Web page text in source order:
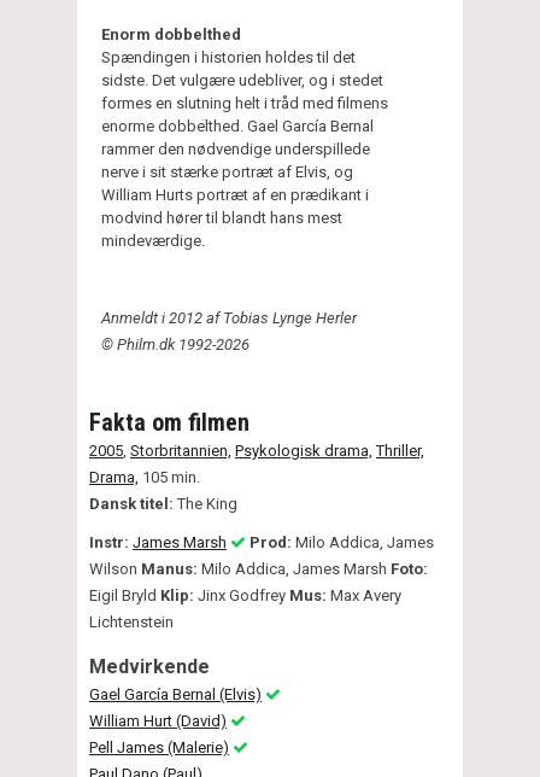
Enorm dobbelthed
Spændingen i historien holdes til det
sidste. Det vulgære udebliver, og i stedet
formes en slutning helt i tråd med filmens
enorme dobbelthed. Gael García Bernal
rammer den nødvendige underspillede
nerve i sit stærke portræt af Elvis, og
William Hurts portræt af en prædikant i
modvind hører til blandt hans mest
mindeværdige.
Anmeldt i 2012 af Tobias Lynge Herler
© Philm.dk 1992-2026
Fakta om filmen
2005 Storbritannien, Psykologisk drama, Thriller,
Drama, 105 min.
Dansk titel:The King
Instr: James Marsh Prod: Milo Addica, James
Wilson Manus: Milo Addica, James Marsh Foto:
Eigil Bryld Klip: Jinx Godfrey Mus: Max Avery
Lichtenstein
Medvirkende
Gael García Bernal (Elvis)
William Hurt (David)
Pell James (Malerie)